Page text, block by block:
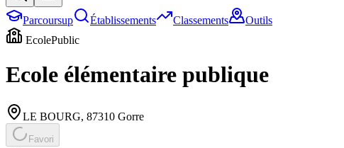
Parcoursup Établissements Classements
Outils
EcolePublic
Ecole élémentaire publique
LE BOURG, 87310 Gorre
Favori